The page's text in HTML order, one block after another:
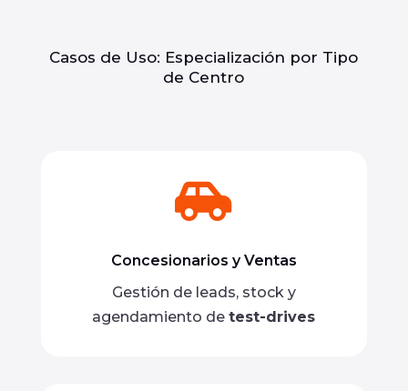
Casos de Uso: Especialización por Tipo
de Centro

Concesionarios y Ventas
Gestión de leads, stock y
agendamiento detest-drives